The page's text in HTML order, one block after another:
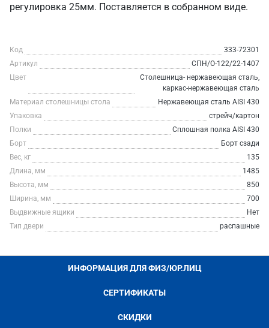
регулировка 25мм. Поставляется в собранном виде.
Код
333-72301
Артикул
СПН/О-122/22-1407
Цвет
Столешница- нержавеющая сталь,
каркас-нержавеющая сталь
Материал столешницы стола
Нержавеющая сталь AISI 430
Упаковка
стрейч/картон
Полки
Сплошная полка AISI 430
Борт
Борт сзади
Вес, кг
135
Длина, мм
1485
Высота, мм
850
Ширина, мм
700
Выдвижные ящики
Нет
Тип двери
распашные
ИНФОРМАЦИЯ ДЛЯ ФИЗ/ЮР.ЛИЦ
СЕРТИФИКАТЫ
СКИДКИ